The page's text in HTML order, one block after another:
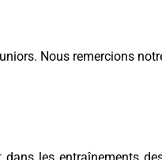
Nous remercions